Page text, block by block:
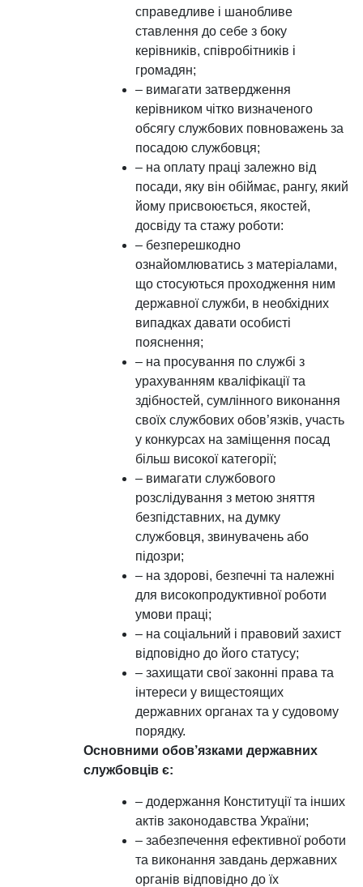
справедливе і шанобливе
ставлення до себе з боку
керівників, співробітників і
громадян;
– вимагати затвердження
керівником чітко визначеного
обсягу службових повноважень за
посадою службовця;
– на оплату праці залежно від
посади, яку він обіймає, рангу, який
йому присвоюється, якостей,
досвіду та стажу роботи:
– безперешкодно
ознайомлюватись з матеріалами,
що стосуються проходження ним
державної служби, в необхідних
випадках давати особисті
пояснення;
– на просування по службі з
урахуванням кваліфікації та
здібностей, сумлінного виконання
своїх службових обов’язків, участь
у конкурсах на заміщення посад
більш високої категорії;
– вимагати службового
розслідування з метою зняття
безпідставних, на думку
службовця, звинувачень або
підозри;
– на здорові, безпечні та належні
для високопродуктивної роботи
умови праці;
– на соціальний і правовий захист
відповідно до його статусу;
– захищати свої законні права та
інтереси у вищестоящих
державних органах та у судовому
порядку.
Основними обов’язками державних
службовців є:
– додержання Конституції та інших
актів законодавства України;
– забезпечення ефективної роботи
та виконання завдань державних
органів відповідно до їх